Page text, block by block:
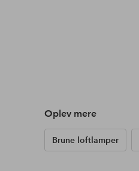
Oplev mere
Brune loftlamper